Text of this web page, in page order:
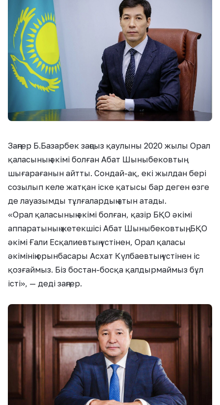
Заңгер Б.Базарбек заңсыз қаулыны 2020 жылы Орал
қаласының әкімі болған Абат Шыныбековтың
шығарағанын айтты. Сондай-ақ, екі жылдан бері
созылып келе жатқан іске қатысы бар деген өзге
де лауазымды тұлғалардың атын атады.
«Орал қаласының әкімі болған, қазір БҚО әкімі
аппаратының жетекшісі Абат Шыныбековтың, БҚО
әкімі Ғали Есқалиевтың үстінен, Орал қаласы
әкімінің орынбасары Асхат Күлбаевтың үстінен іс
қозғаймыз. Біз бостан-босқа қалдырмаймыз бұл
істі», — деді заңгер.